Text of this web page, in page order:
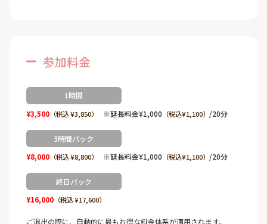
参加料金
1時間
¥3,500（税込 ¥3,850） ※延長料金¥1,000 （税込¥1,100） /20分
3時間パック
¥8,000（税込 ¥8,800） ※延長料金¥1,000 （税込¥1,100） /20分
終日パック
¥16,000（税込 ¥17,600）
ご退出の際に、自動的に最もお得な料金体系が適用されます。